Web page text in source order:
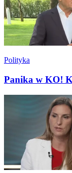
Polityka
Panika w KO!